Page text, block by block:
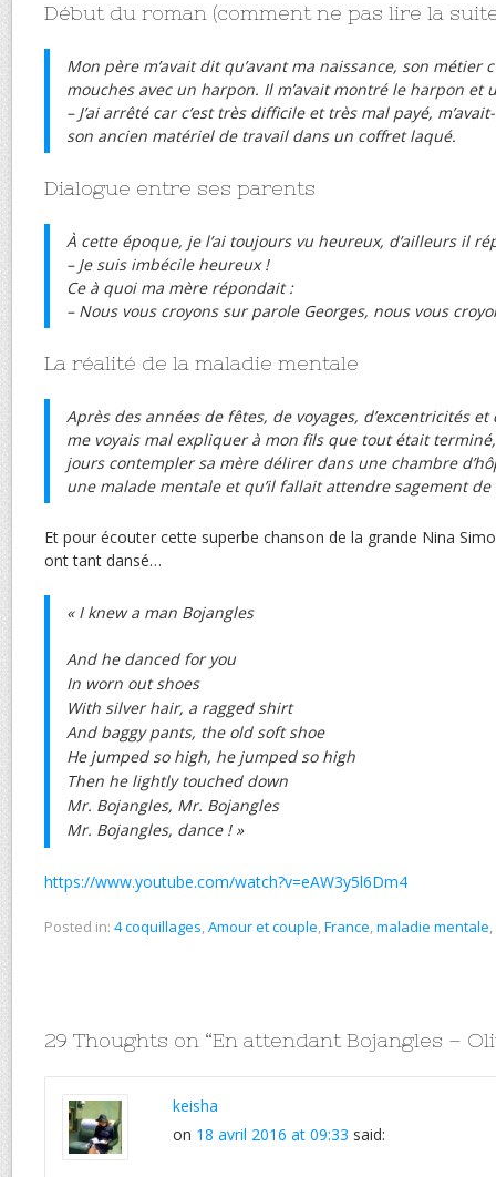
Début du roman (comment ne pas lire la
Mon père m’avait dit qu’avant ma naissance, son métier
mouches avec un harpon. Il m’avait montré le harpon et
– J’ai arrêté car c’est très difficile et très mal payé,
son ancien matériel de travail dans un coffret laqué.
Dialogue entre ses parents
À cette époque, je l’ai toujours vu heureux, d’ailleurs il
– Je suis imbécile heureux !
Ce à quoi ma mère répondait :
– Nous vous croyons sur parole Georges, nous vous
La réalité de la maladie mentale
Après des années de fêtes, de voyages, d’excentricités et
me voyais mal expliquer à mon fils que tout était
jours contempler sa mère délirer dans une chambre
une malade mentale et qu’il fallait attendre sagement
Et pour écouter cette superbe chanson de la grande Nina
ont tant dansé…
« I knew a man Bojangles
And he danced for you
In worn out shoes
With silver hair, a ragged shirt
And baggy pants, the old soft shoe
He jumped so high, he jumped so high
Then he lightly touched down
Mr. Bojangles, Mr. Bojangles
Mr. Bojangles, dance ! »
https://www.youtube.com/watch?v=eAW3y5l6Dm4
Posted in: 4 coquillages,Amour et couple,France,maladie mentale,
29 Thoughts on “En attendant Bojangles –
keisha
on 18 avril 2016 at 09:33 said: